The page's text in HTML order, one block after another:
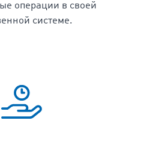
операции в своей
системе.